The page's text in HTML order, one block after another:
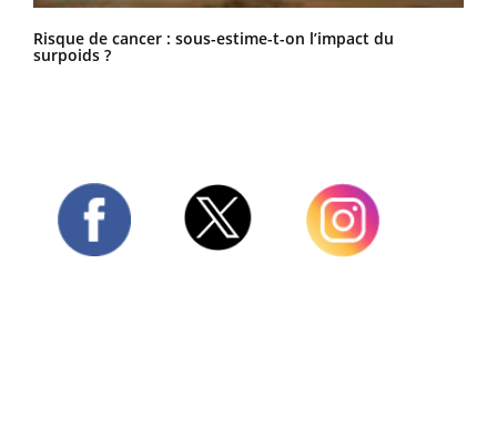
Risque de cancer : sous-estime-t-on l’impact du
surpoids ?